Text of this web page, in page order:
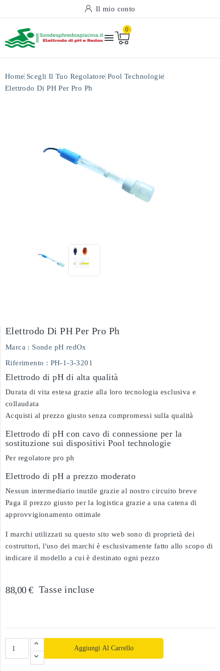
Il mio conto

0
Home Scegli Il Tuo Regolatore Pool Technologie
Elettrodo Di PH Per Pro Ph
Elettrodo Di PH Per Pro Ph
Marca : Sonde pH redOx
Riferimento : PH-1-3-3201
Elettrodo di pH di alta qualità
Durata di vita estesa grazie alla loro tecnologia esclusiva e
collaudata
Acquisti al prezzo giusto senza compromessi sulla qualità
Elettrodo di pH con cavo di connessione per la
sostituzione sui dispositivi Pool technologie
Per regolatore pro ph
Elettrodo di pH a prezzo moderato
Nessun intermediario inutile grazie al nostro circuito breve
Paga il prezzo giusto per la logistica grazie a una catena di
approvvigionamento ottimale
I marchi utilizzati su questo sito web sono di proprietà dei
costruttori, l'uso dei marchi è esclusivamente fatto allo scopo di
indicare il modello a cui è destinato ogni pezzo
88,00 € Tasse incluse
Aggiungi Al Carrello